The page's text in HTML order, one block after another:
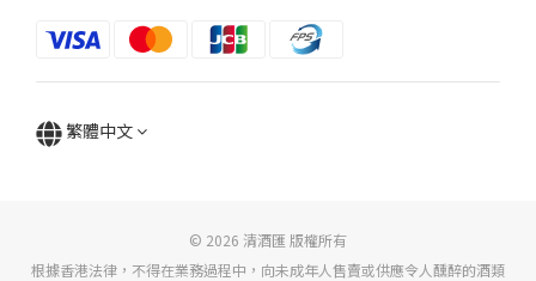
繁體中文
© 2026 清酒匯 版權所有
根據香港法律，不得在業務過程中，向未成年人售賣或供應令人醺醉的酒類